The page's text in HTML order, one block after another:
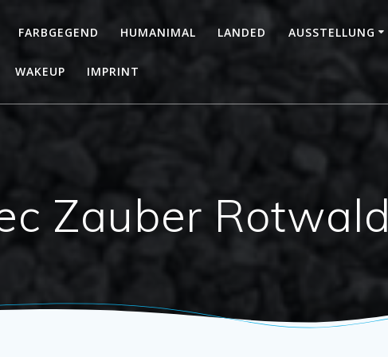
FARBGEGEND HUMANIMAL LANDED AUSSTELLUNG
WAKEUP IMPRINT
Zauber Rotwald